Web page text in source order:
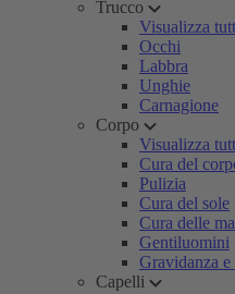
Trucco
Visualizza
Occhi
Labbra
Unghie
Carnagione
Corpo
Visualizza
Cura del
Pulizia
Cura del sole
Cura delle
Gentiluomini
Gravidanza
Capelli